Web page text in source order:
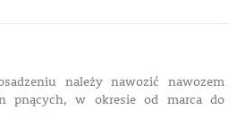
należy nawozić nawozem
pnących, w okresie od marca do